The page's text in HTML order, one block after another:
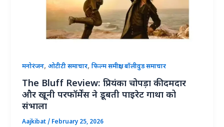
मनोरंजन,ओटीटी समाचार,फिल्म समीक्षा,बॉलीवुड समाचार
The Bluff Review: प्रियंका चोपड़ा की दमदार
और खूनी परफॉर्मेंस ने डूबती पाइरेट गाथा को
संभाला
Aajkibat/ February 25, 2026